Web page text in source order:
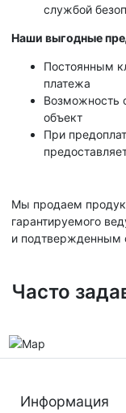
службой
Наши выгодные
Постоянным
платежа
Возможность
объект
При
Мы продаем
гарантируемого
и подтвержденным
Часто
Информация